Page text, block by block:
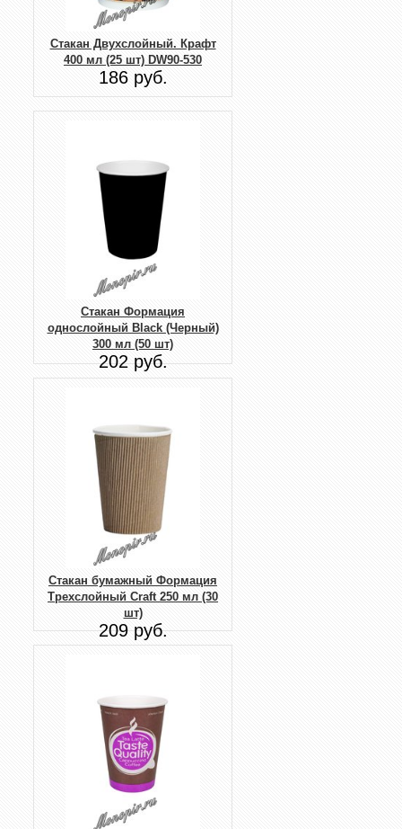
Стакан Двухслойный. Крафт
400 мл (25 шт) DW90-530
186 руб.
Стакан Формация
однослойный Black (Черный)
300 мл (50 шт)
202 руб.
Стакан бумажный Формация
Трехслойный Craft 250 мл (30
шт)
209 руб.